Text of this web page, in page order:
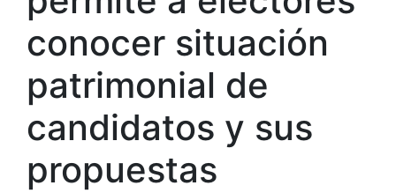
conocer situación
patrimonial de
candidatos y sus
propuestas